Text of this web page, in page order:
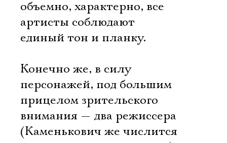
объемно, характерно, все
артисты соблюдают
единый тон и планку.
Конечно же, в силу
персонажей, под большим
прицелом зрительского
внимания — два режиссера
(Каменькович же числится